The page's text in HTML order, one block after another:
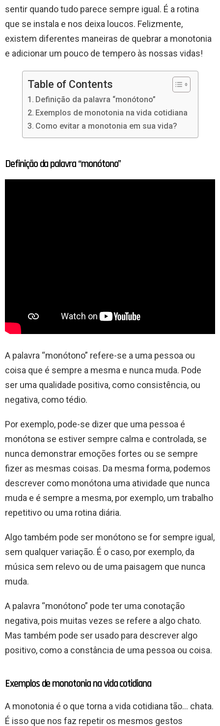
sentir quando tudo parece sempre igual. É a rotina
que se instala e nos deixa loucos. Felizmente,
existem diferentes maneiras de quebrar a monotonia
e adicionar um pouco de tempero às nossas vidas!
Table of Contents
Definição da palavra “monótono”
Exemplos de monotonia na vida cotidiana
Como evitar a monotonia em sua vida?
Definição da palavra “monótono”
A palavra “monótono” refere-se a uma pessoa ou
coisa que é sempre a mesma e nunca muda. Pode
ser uma qualidade positiva, como consistência, ou
negativa, como tédio.
Por exemplo, pode-se dizer que uma pessoa é
monótona se estiver sempre calma e controlada, se
nunca demonstrar emoções fortes ou se sempre
fizer as mesmas coisas. Da mesma forma, podemos
descrever como monótona uma atividade que nunca
muda e é sempre a mesma, por exemplo, um trabalho
repetitivo ou uma rotina diária.
Algo também pode ser monótono se for sempre igual,
sem qualquer variação. É o caso, por exemplo, da
música sem relevo ou de uma paisagem que nunca
muda.
A palavra “monótono” pode ter uma conotação
negativa, pois muitas vezes se refere a algo chato.
Mas também pode ser usado para descrever algo
positivo, como a constância de uma pessoa ou coisa.
Exemplos de monotonia na vida cotidiana
A monotonia é o que torna a vida cotidiana tão… chata.
É isso que nos faz repetir os mesmos gestos